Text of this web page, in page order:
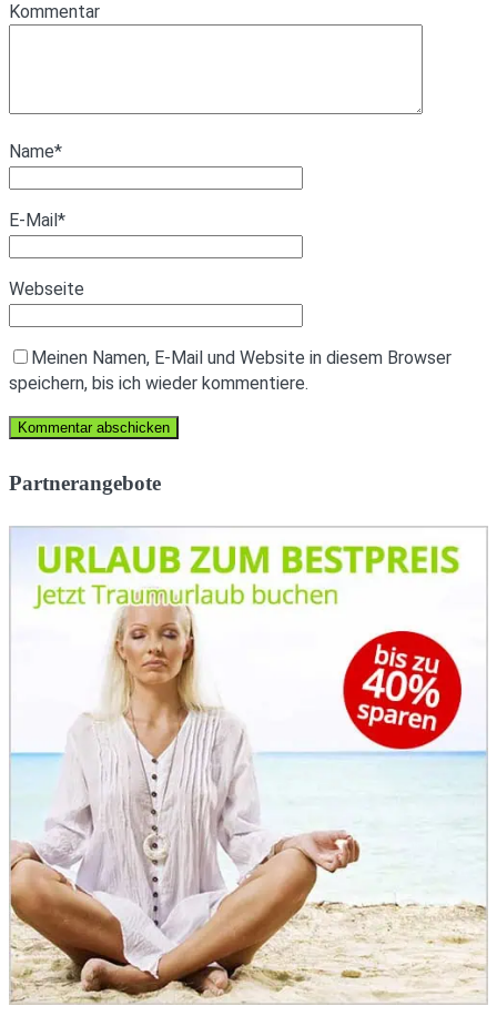
Kommentar
Name*
E-Mail *
Webseite
Meinen Namen, E-Mail und Website in diesem Browser
speichern, bis ich wieder kommentiere.
Partnerangebote